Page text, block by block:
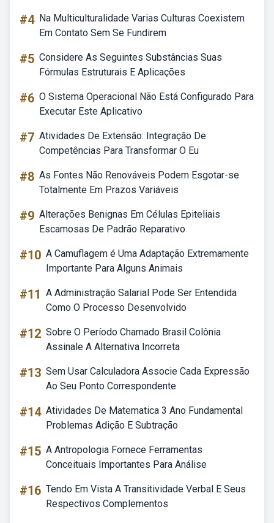
#4 Na Multiculturalidade Varias Culturas Coexistem
Em Contato Sem Se Fundirem
#5 Considere As Seguintes Substâncias Suas
Fórmulas Estruturais E Aplicações
#6 O Sistema Operacional Não Está Configurado Para
Executar Este Aplicativo
#7 Atividades De Extensão: Integração De
Competências Para Transformar O Eu
#8 As Fontes Não Renováveis Podem Esgotar-se
Totalmente Em Prazos Variáveis
#9 Alterações Benignas Em Células Epiteliais
Escamosas De Padrão Reparativo
#10 A Camuflagem é Uma Adaptação Extremamente
Importante Para Alguns Animais
#11 A Administração Salarial Pode Ser Entendida
Como O Processo Desenvolvido
#12 Sobre O Período Chamado Brasil Colônia
Assinale A Alternativa Incorreta
#13 Sem Usar Calculadora Associe Cada Expressão
Ao Seu Ponto Correspondente
#14 Atividades De Matematica 3 Ano Fundamental
Problemas Adição E Subtração
#15 A Antropologia Fornece Ferramentas
Conceituais Importantes Para Análise
#16 Tendo Em Vista A Transitividade Verbal E Seus
Respectivos Complementos